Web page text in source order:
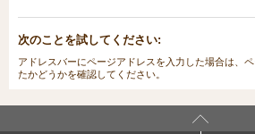
次のことを試してください:
アドレスバーにページアドレスを入力した場合は、
たかどうかを確認してください。